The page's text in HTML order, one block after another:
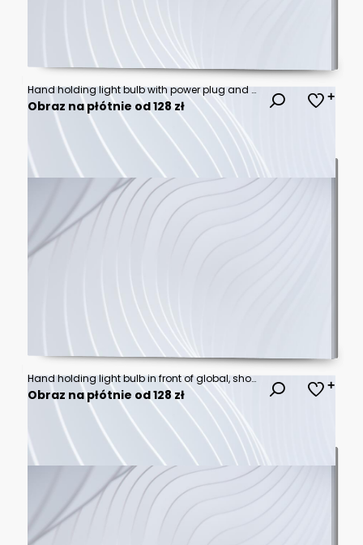
Hand holding light bulb with power plug and show trees, renewable energy icons with sustainable development.
Obraz na płótnie od 128 zł
Hand holding light bulb in front of global, show the world's consumption with icons energy sources for renewable, Ecology concept.
Obraz na płótnie od 128 zł